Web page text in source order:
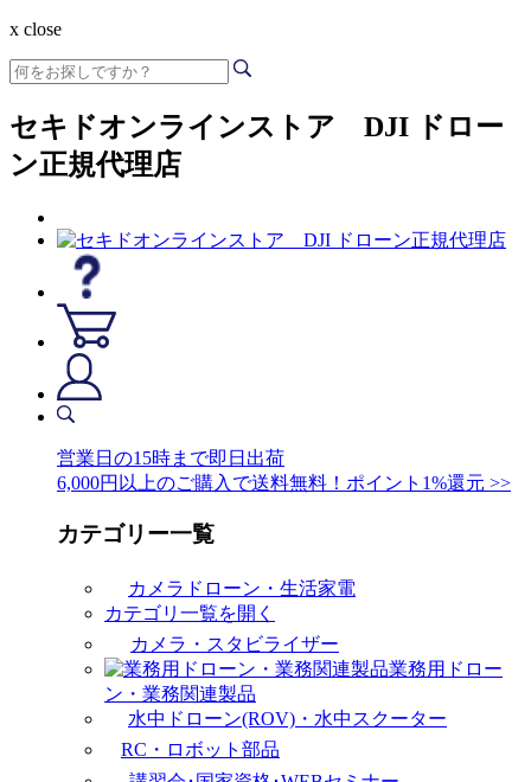
x close
セキドオンラインストア DJI ドロー
ン正規代理店
営業日の15時まで即日出荷
6,000円以上のご購入で送料無料！ポイント1%還元 >>
カテゴリー一覧
カメラドローン・生活家電
カテゴリ一覧を開く
カメラ・スタビライザー
業務用ドロー
ン・業務関連製品
水中ドローン(ROV)・水中スクーター
RC・ロボット部品